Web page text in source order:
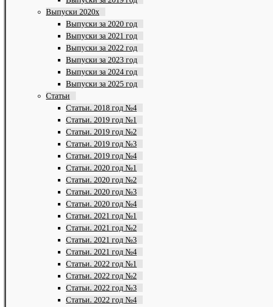
Выпуски 2020х
Выпуски за 2020 год
Выпуски за 2021 год
Выпуски за 2022 год
Выпуски за 2023 год
Выпуски за 2024 год
Выпуски за 2025 год
Статьи
Статьи. 2018 год №4
Статьи. 2019 год №1
Статьи. 2019 год №2
Статьи. 2019 год №3
Статьи. 2019 год №4
Статьи. 2020 год №1
Статьи. 2020 год №2
Статьи. 2020 год №3
Статьи. 2020 год №4
Статьи. 2021 год №1
Статьи. 2021 год №2
Статьи. 2021 год №3
Статьи. 2021 год №4
Статьи. 2022 год №1
Статьи. 2022 год №2
Статьи. 2022 год №3
Статьи. 2022 год №4